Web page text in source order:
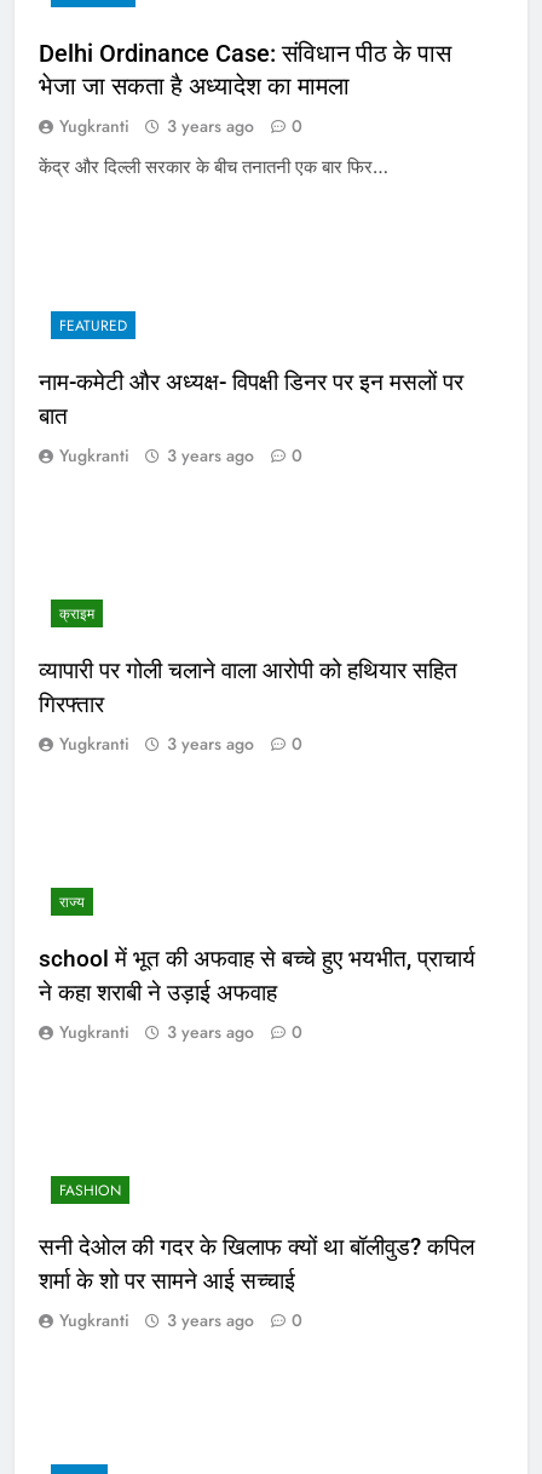
Delhi Ordinance Case: संविधान पीठ के पास
भेजा जा सकता है अध्यादेश का मामला
Yugkranti 3 years ago 0
केंद्र और दिल्ली सरकार के बीच तनातनी एक बार फिर…
FEATURED
नाम-कमेटी और अध्यक्ष- विपक्षी डिनर पर इन मसलों पर
बात
Yugkranti 3 years ago 0
क्राइम
व्यापारी पर गोली चलाने वाला आरोपी को हथियार सहित
गिरफ्तार
Yugkranti 3 years ago 0
राज्य
school में भूत की अफवाह से बच्चे हुए भयभीत, प्राचार्य
ने कहा शराबी ने उड़ाई अफवाह
Yugkranti 3 years ago 0
FASHION
सनी देओल की गदर के खिलाफ क्यों था बॉलीवुड? कपिल
शर्मा के शो पर सामने आई सच्चाई
Yugkranti 3 years ago 0